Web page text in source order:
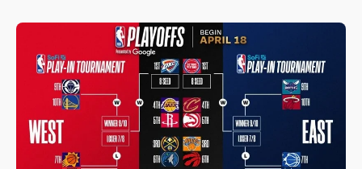
父親節玩樂園！六福村今明2天「爸爸免費」 遠雄海洋
買1送1
白海豚逼近！新北高灘地停車場下午4時強制拖吊 中午
開放水門周邊紅黃線停車
中颱白海豚環流掠北海！今明防劇烈降雨 東部高溫飆
38度